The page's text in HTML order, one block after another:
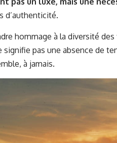
d’authenticité.
hommage à la diversité
pas une absence de
à jamais.